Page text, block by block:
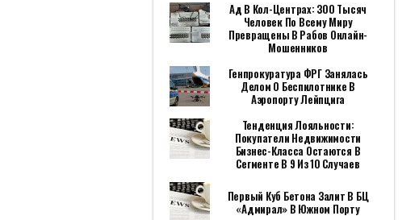
Ад В Кол-Центрах: 300 Тысяч
Человек По Всему Миру
Превращены В Рабов Онлайн-
Мошенников
Генпрокуратура ФРГ Занялась
Делом О Беспилотнике В
Аэропорту Лейпцига
Тенденция Лояльности:
Покупатели Недвижимости
Бизнес-Класса Остаются В
Сегменте В 9 Из 10 Случаев
Первый Куб Бетона Залит В БЦ
«Адмирал» В Южном Порту